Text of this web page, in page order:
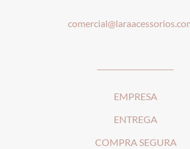
EMPRESA
ENTREGA
COMPRA SEGURA